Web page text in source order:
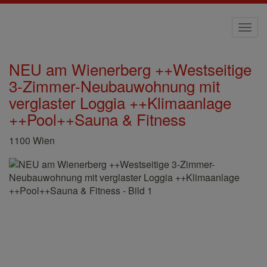
NEU am Wienerberg ++Westseitige
3-Zimmer-Neubauwohnung mit
verglaster Loggia ++Klimaanlage
++Pool++Sauna & Fitness
1100 Wien